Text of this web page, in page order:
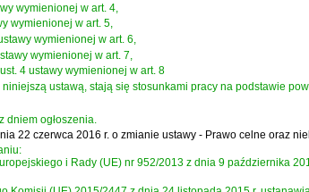
wymienionej w art. 4,
wymienionej w art. 5,
wymienionej w art. 6,
wymienionej w art. 7,
4 ustawy wymienionej w art. 8
ustawą, stają się stosunkami pracy na podstawie
dniem ogłoszenia.
22 czerwca 2016 r. o zmianie ustawy - Prawo celne oraz
i Rady (UE) nr 952/2013 z dnia 9 października